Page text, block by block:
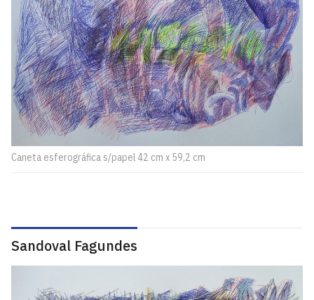
Caneta esferográfica s/papel 42 cm x 59,2 cm
Sandoval Fagundes